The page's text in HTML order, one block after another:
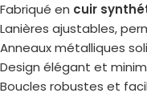
Fabriqué en cuir
Lanières ajustables,
Anneaux métalliques
Design élégant et
Boucles robustes et